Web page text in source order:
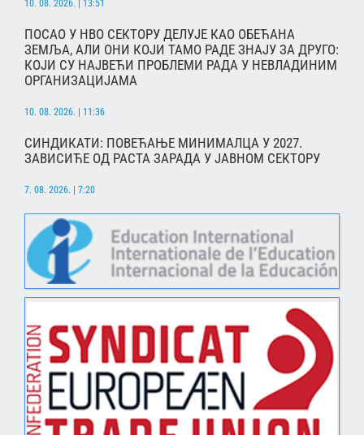
10. 08. 2026. | 13:51
ПОСАО У НВО СЕКТОРУ ДЕЛУЈЕ КАО ОБЕЋАНА
ЗЕМЉА, АЛИ ОНИ КОЈИ ТАМО РАДЕ ЗНАЈУ ЗА ДРУГО:
КОЈИ СУ НАЈВЕЋИ ПРОБЛЕМИ РАДА У НЕВЛАДИНИМ
ОРГАНИЗАЦИЈАМА
10. 08. 2026. | 11:36
СИНДИКАТИ: ПОВЕЋАЊЕ МИНИМАЛЦА У 2027.
ЗАВИСИЋЕ ОД РАСТА ЗАРАДА У ЈАВНОМ СЕКТОРУ
7. 08. 2026. | 7:20